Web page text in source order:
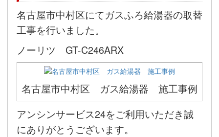
名古屋市中村区にてガスふろ給湯器の取替
工事を行いました。
ノーリツ GT-C246ARX
名古屋市中村区 ガス給湯器 施工事例
アンシンサービス24をご利用いただき誠
にありがとうございます。